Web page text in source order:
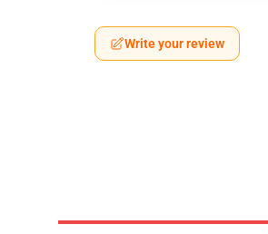
Write your review